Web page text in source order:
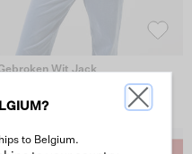
Wit Jack
prijs: €99.99
to Belgium.